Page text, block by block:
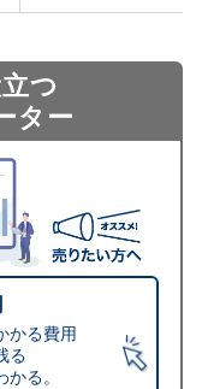
つ
ター
かる費用
る
かる。